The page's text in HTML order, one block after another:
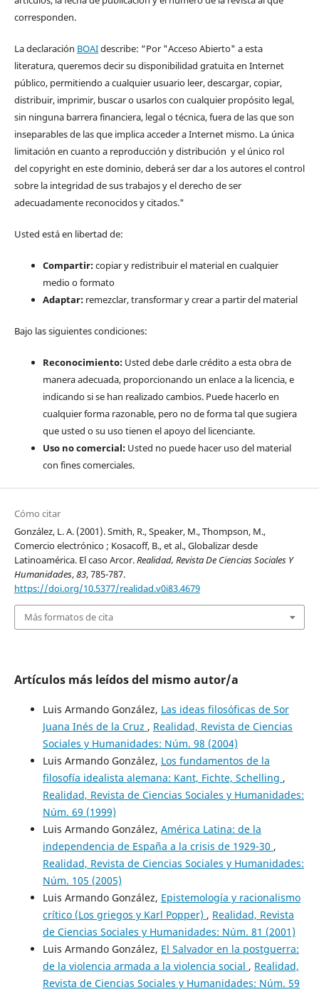
corresponden.
La declaración BOAIdescribe: “Por "Acceso Abierto" a esta
literatura, queremos decir su disponibilidad gratuita en Internet
público, permitiendo a cualquier usuario leer, descargar, copiar,
distribuir, imprimir, buscar o usarlos con cualquier propósito legal,
sin ninguna barrera financiera, legal o técnica, fuera de las que son
inseparables de las que implica acceder a Internet mismo. La única
limitación en cuanto a reproducción y distribución y el único rol
del copyright en este dominio, deberá ser dar a los autores el control
sobre la integridad de sus trabajos y el derecho de ser
adecuadamente reconocidos y citados."
Usted está en libertad de:
Compartir:copiar y redistribuir el material en cualquier
medio o formato
Adaptar:remezclar, transformar y crear a partir del material
Bajo las siguientes condiciones:
Reconocimiento:Usted debe darle crédito a esta obra de
manera adecuada, proporcionando un enlace a la licencia, e
indicando si se han realizado cambios. Puede hacerlo en
cualquier forma razonable, pero no de forma tal que sugiera
que usted o su uso tienen el apoyo del licenciante.
Uso no comercial:Usted no puede hacer uso del material
con fines comerciales.
Cómo citar
González, L. A. (2001). Smith, R., Speaker, M., Thompson, M.,
Comercio electrónico ; Kosacoff, B., et al., Globalizar desde
Latinoamérica. El caso Arcor.Realidad, Revista De Ciencias Sociales Y
Humanidades,83, 785-787.
https://doi.org/10.5377/realidad.v0i83.4679
Más formatos de cita
Artículos más leídos del mismo autor/a
Luis Armando González, Las ideas filosóficas de Sor
Juana Inés de la Cruz , Realidad, Revista de Ciencias
Sociales y Humanidades: Núm. 98 (2004)
Luis Armando González, Los fundamentos de la
filosofía idealista alemana: Kant, Fichte, Schelling ,
Realidad, Revista de Ciencias Sociales y Humanidades:
Núm. 69 (1999)
Luis Armando González, América Latina: de la
independencia de España a la crisis de 1929-30 ,
Realidad, Revista de Ciencias Sociales y Humanidades:
Núm. 105 (2005)
Luis Armando González, Epistemología y racionalismo
crítico (Los griegos y Karl Popper) , Realidad, Revista
de Ciencias Sociales y Humanidades: Núm. 81 (2001)
Luis Armando González, El Salvador en la postguerra:
de la violencia armada a la violencia social , Realidad,
Revista de Ciencias Sociales y Humanidades: Núm. 59